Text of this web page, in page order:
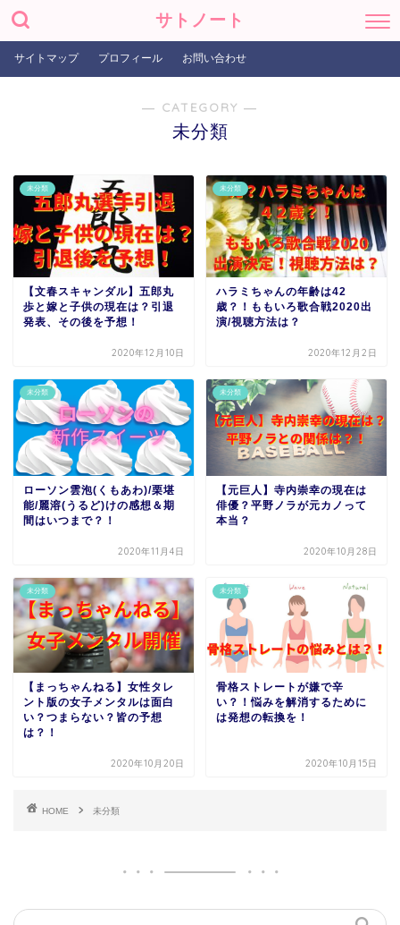
サトノート
サイトマップ プロフィール お問い合わせ
― CATEGORY ―
未分類
未分類
【文春スキャンダル】五郎丸
歩と嫁と子供の現在は？引退
発表、その後を予想！
2020年12月10日
未分類
ハラミちゃんの年齢は42
歳？！ももいろ歌合戦2020出
演/視聴方法は？
2020年12月2日
未分類
ローソン雲泡(くもあわ)/栗堪
能/麗溶(うるど)けの感想＆期
間はいつまで？！
2020年11月4日
未分類
【元巨人】寺内崇幸の現在は
俳優？平野ノラが元カノって
本当？
2020年10月28日
未分類
【まっちゃんねる】女性タレ
ント版の女子メンタルは面白
い？つまらない？皆の予想
は？！
2020年10月20日
未分類
骨格ストレートが嫌で辛
い？！悩みを解消するために
は発想の転換を！
2020年10月15日
HOME 未分類